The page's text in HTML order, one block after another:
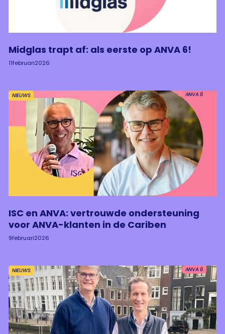
Midglas trapt af: als eerste op ANVA 6!
11februari2026
ANVA 6
NIEUWS
ISC en ANVA: vertrouwde ondersteuning
voor ANVA-klanten in de Cariben
9februari2026
ANVA 6
NIEUWS